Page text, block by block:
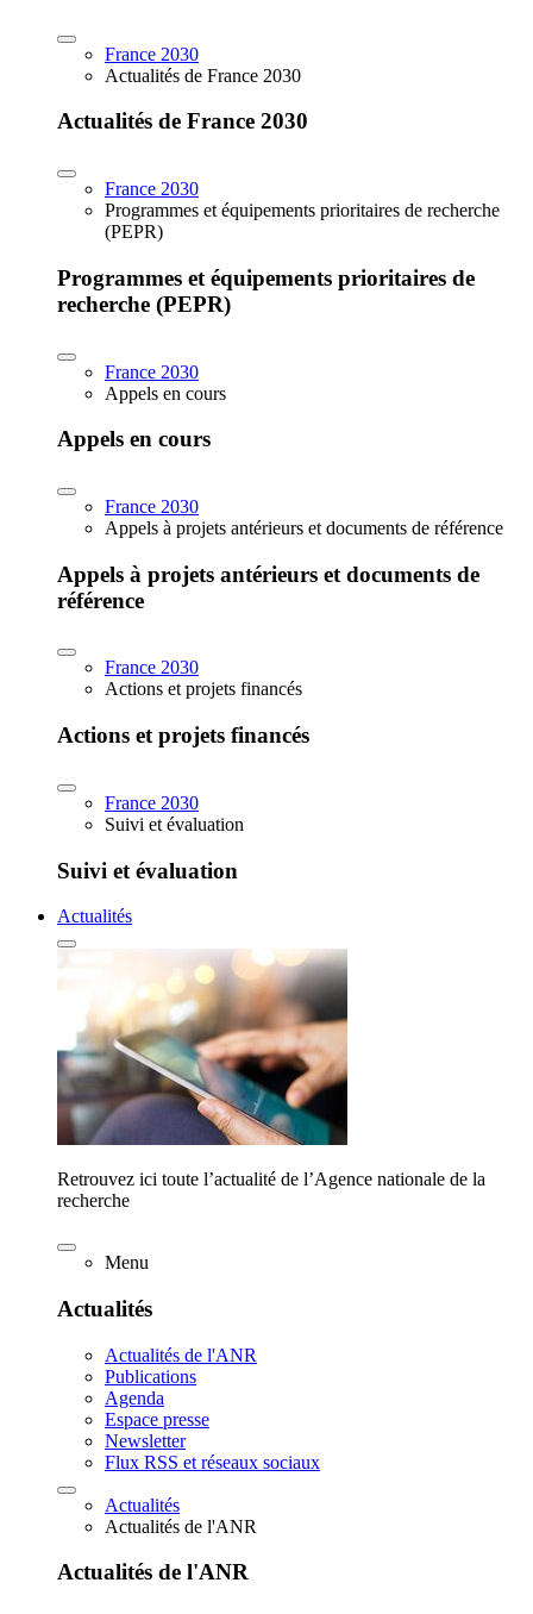
France 2030
Actualités de France 2030
Actualités de France 2030
France 2030
Programmes et équipements prioritaires de recherche
(PEPR)
Programmes et équipements prioritaires de
recherche (PEPR)
France 2030
Appels en cours
Appels en cours
France 2030
Appels à projets antérieurs et documents de référence
Appels à projets antérieurs et documents de
référence
France 2030
Actions et projets financés
Actions et projets financés
France 2030
Suivi et évaluation
Suivi et évaluation
Actualités
Retrouvez ici toute l’actualité de l’Agence nationale de la
recherche
Menu
Actualités
Actualités de l'ANR
Publications
Agenda
Espace presse
Newsletter
Flux RSS et réseaux sociaux
Actualités
Actualités de l'ANR
Actualités de l'ANR